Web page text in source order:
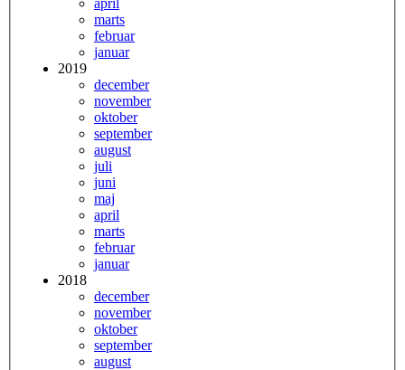
april
marts
februar
januar
2019
december
november
oktober
september
august
juli
juni
maj
april
marts
februar
januar
2018
december
november
oktober
september
august